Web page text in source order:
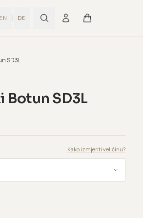
EN | DE
SD3L
Botun SD3L
Kako izmjeriti veličinu?